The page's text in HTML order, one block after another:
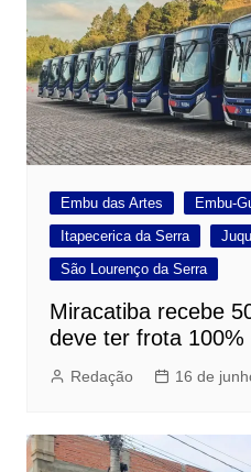
Embu das Artes
Embu-
Itapecerica da Serra
São Lourenço da Serra
Miracatiba recebe
deve ter frota 100%
Redação 16 de